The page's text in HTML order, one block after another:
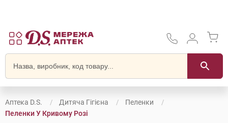
Аптека D.S. Дитяча Гігієна
Пеленки
Пеленки У Кривому Розі